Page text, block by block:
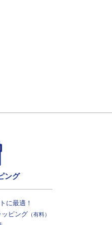
ング
に最適！
ピング （有料）